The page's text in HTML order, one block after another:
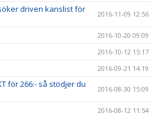
driven kanslist för
2016-11-09 12:56
2016-10-20 09:09
2016-10-12 15:17
2016-09-21 14:19
för 266:- så stödjer du
2016-08-30 15:09
2016-08-12 11:54